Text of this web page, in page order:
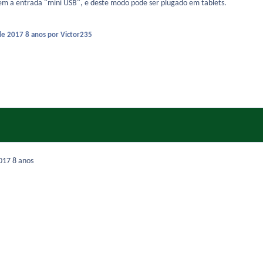
a entrada "mini USB", e deste modo pode ser plugado em tablets.
2017 8 anos por Victor235
8 anos